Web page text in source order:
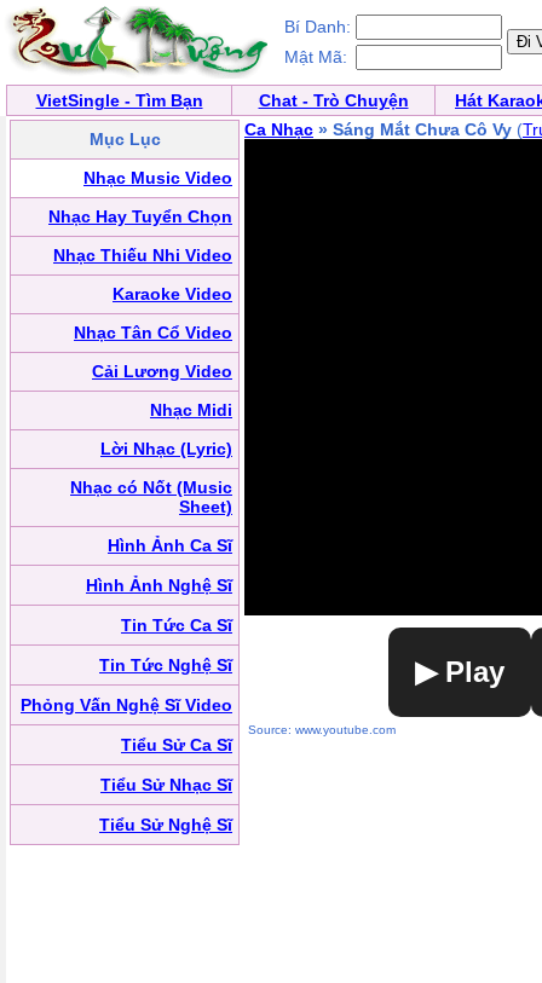
Bí Danh:
Mật Mã:
VietSingle - Tìm Bạn Chat - Trò Chuyện
Hát
Mục Lục
Nhạc Music Video
Nhạc Hay Tuyển Chọn
Nhạc Thiếu Nhi Video
Karaoke Video
Nhạc Tân Cổ Video
Cải Lương Video
Nhạc Midi
Lời Nhạc (Lyric)
Nhạc có Nốt (Music
Sheet)
Hình Ảnh Ca Sĩ
Hình Ảnh Nghệ Sĩ
Tin Tức Ca Sĩ
Tin Tức Nghệ Sĩ
Phỏng Vấn Nghệ Sĩ Video
Tiểu Sử Ca Sĩ
Tiểu Sử Nhạc Sĩ
Tiểu Sử Nghệ Sĩ
Ca Nhạc » Sáng Mắt Chưa Cô Vy (
▶ Play
Source: www.youtube.com